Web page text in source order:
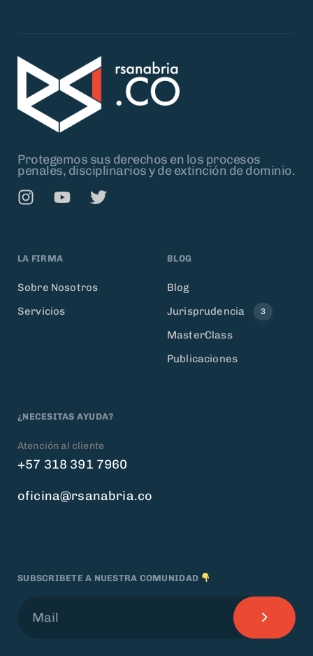
Protegemos sus derechos en los procesos
penales, disciplinarios y de extinción de dominio.
LA FIRMA
Sobre Nosotros
Servicios
BLOG
Blog
Jurisprudencia
3
MasterClass
Publicaciones
¿NECESITAS AYUDA?
Atención al cliente
+57 318 391 7960
oficina@rsanabria.co
SUBSCRIBETE A NUESTRA COMUNIDAD